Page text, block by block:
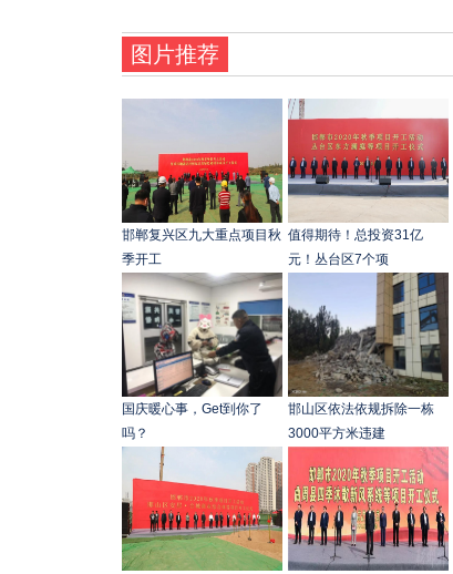
图片推荐
邯郸复兴区九大重点项目秋
季开工
值得期待！总投资31亿
元！丛台区7个项
国庆暖心事，Get到你了
吗？
邯山区依法依规拆除一栋
3000平方米违建